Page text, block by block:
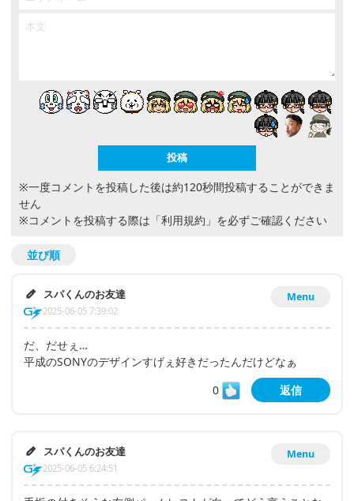
※一度コメントを投稿した後は約120秒間投稿することができま
せん
※コメントを投稿する際は 「利用規約」 を必ずご確認ください
並び順
Menu
スパくんのお友達
2025-06-05 7:39:02
だ、だせぇ…
平成のSONYのデザインすげぇ好きだったんだけどなぁ
0
返信
Menu
スパくんのお友達
2025-06-05 6:24:51